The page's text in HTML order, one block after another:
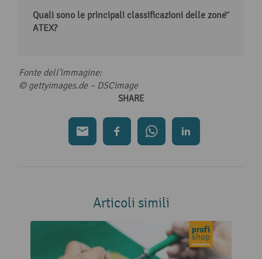
Quali sono le principali classificazioni delle zone
ATEX?
Fonte dell’immagine:
© gettyimages.de – DSCimage
SHARE
Articoli simili